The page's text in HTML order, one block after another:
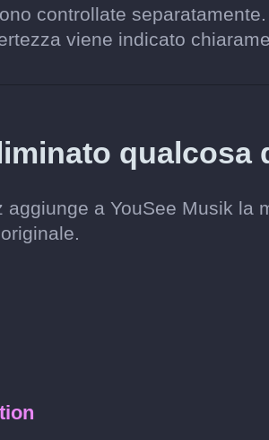
controllate
viene indicato
aggiunge a YouSee Musik la